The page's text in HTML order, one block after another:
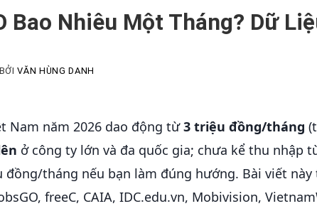
Bao Nhiêu Một Tháng? Dữ
BỞIVĂN HÙNG DANH
Nam năm 2026 dao động từ3 triệu đồng/tháng
ở công ty lớn và đa quốc gia; chưa kể thu nhập
đồng/tháng nếu bạn làm đúng hướng. Bài viết
freeC, CAIA, IDC.edu.vn, Mobivision,